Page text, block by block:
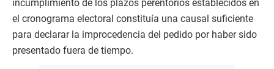
incumplimiento de los plazos perentorios establecidos en
el cronograma electoral constituía una causal suficiente
para declarar la improcedencia del pedido por haber sido
presentado fuera de tiempo.